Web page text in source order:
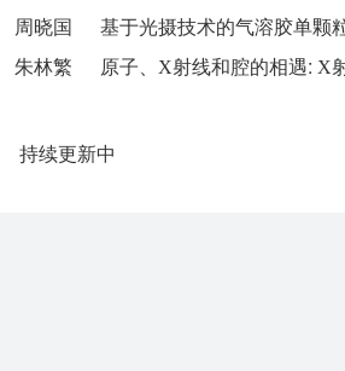
周晓国
基于光摄技术的气溶胶单颗
朱林繁
原子、 X射线和腔的相遇: X
持续更新中